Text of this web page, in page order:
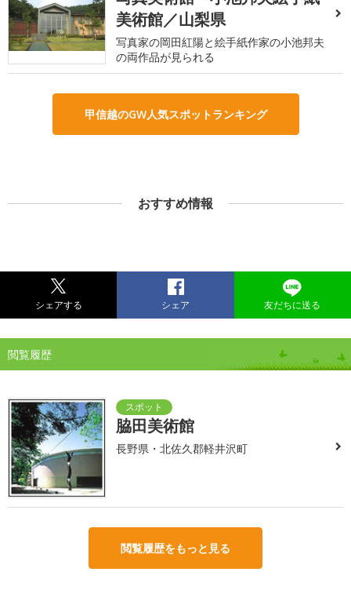
美術館／山梨県
写真家の岡田紅陽と絵手紙作家の小池邦夫
の両作品が見られる
甲信越のGW人気スポットランキング
おすすめ情報
シェアする シェア 友だちに送る
閲覧履歴
脇田美術館
長野県・北佐久郡軽井沢町
閲覧履歴をもっと見る